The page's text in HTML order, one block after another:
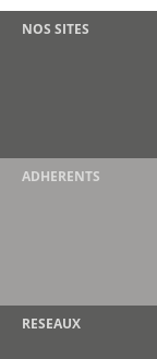
NOS SITES
ADHERENTS
RESEAUX